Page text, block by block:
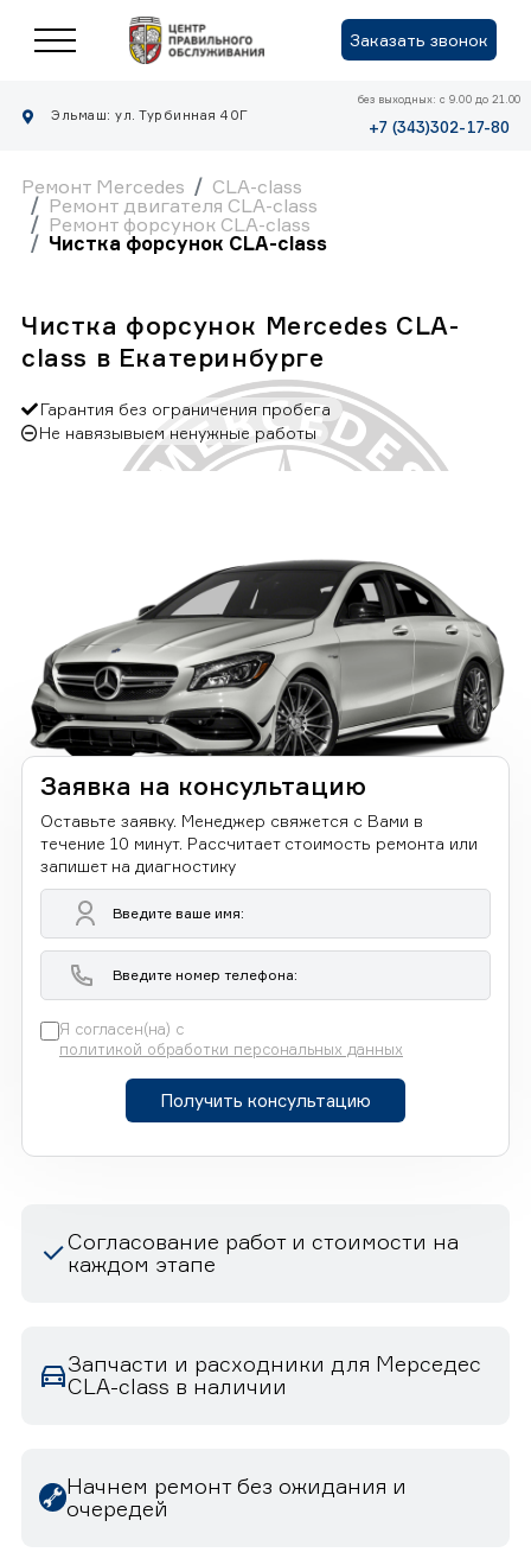
Заказать звонок
Эльмаш: ул. Турбинная 40Г
без выходных: с 9.00 до 21.00
+7 (343)302-17-80
Ремонт Mercedes
CLA-class
Ремонт двигателя CLA-class
Ремонт форсунок CLA-class
Чистка форсунок CLA-class
Чистка форсунок Mercedes CLA-
class в Екатеринбурге
Гарантия без ограничения пробега
Не навязывыем ненужные работы
Заявка на консультацию
Оставьте заявку. Менеджер свяжется с Вами в
течение 10 минут. Рассчитает стоимость ремонта или
запишет на диагностику
Я согласен(на) с
политикой обработки персональных данных
Получить консультацию
Согласование работ и стоимости на
каждом этапе
Запчасти и расходники для Мерседес
CLA-class в наличии
Начнем ремонт без ожидания и
очередей